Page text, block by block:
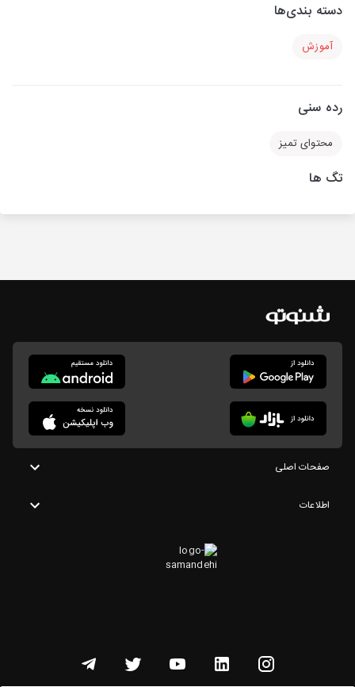
دسته بندی‌ها
آموزش
رده سنی
محتوای تمیز
تگ ها
صفحات اصلی
اطلاعات